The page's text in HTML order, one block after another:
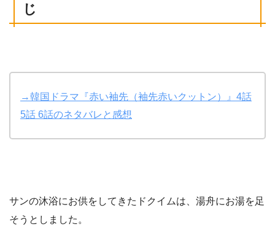
じ
→韓国ドラマ『赤い袖先（袖先赤いクットン）』4話
5話 6話のネタバレと感想
サンの沐浴にお供をしてきたドクイムは、湯舟にお湯を足
そうとしました。